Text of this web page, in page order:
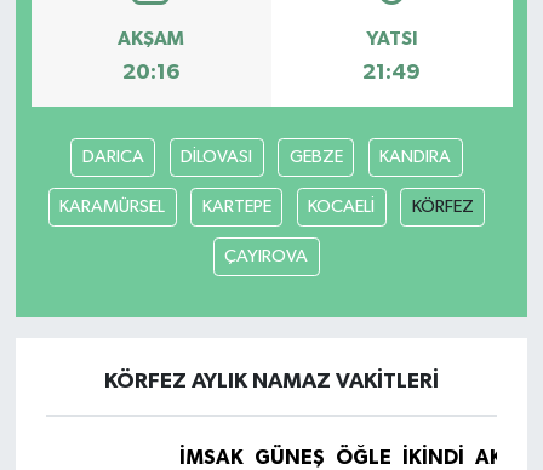
AKŞAM
20:16
YATSI
21:49
DARICA DİLOVASI GEBZE KANDIRA
KARAMÜRSEL KARTEPE KOCAELİ KÖRFEZ
ÇAYIROVA
KÖRFEZ AYLIK NAMAZ VAKITLERI
İMSAK GÜNEŞ ÖĞLE İKINDI